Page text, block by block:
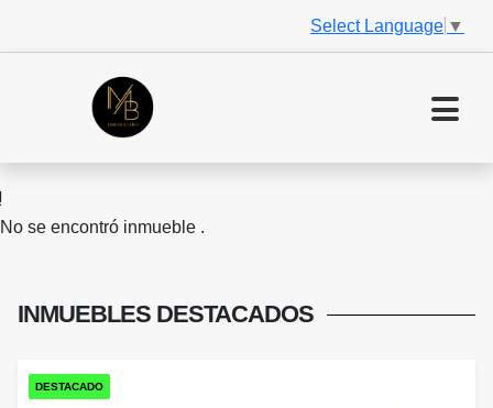
Select Language ▼
No se encontró inmueble .
INMUEBLES DESTACADOS
DESTACADO